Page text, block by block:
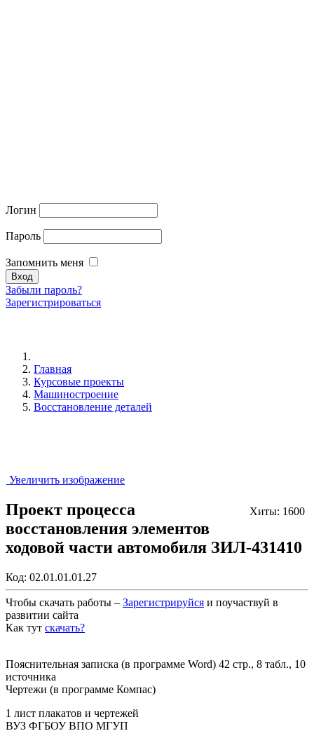
Логин
Пароль
Запомнить меня
Забыли пароль?
Зарегистрироваться
Главная
Курсовые проекты
Машиностроение
Восстановление деталей
Увеличить изображение
Хиты: 1600
Проект процесса
восстановления элементов
ходовой части автомобиля ЗИЛ-431410
Код: 02.01.01.01.27
Чтобы скачать работы – Зарегистрируйся и поучаствуй в
развитии сайта
Как тут скачать?
Пояснительная записка (в программе Word) 42 стр., 8 табл., 10
источника
Чертежи (в программе Компас)
1 лист плакатов и чертежей
ВУЗ ФГБОУ ВПО МГУП